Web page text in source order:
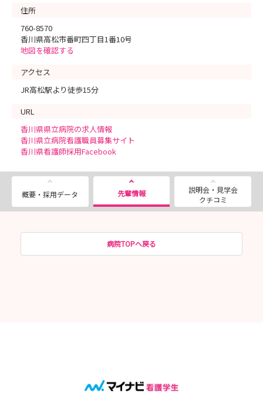
住所
760-8570
香川県高松市番町四丁目1番10号
地図を確認する
アクセス
JR高松駅より徒歩15分
URL
香川県県立病院の求人情報
香川県立病院看護職員募集サイト
香川県看護師採用Facebook
概要・採用データ 先輩情報
説明会・見学会
クチコミ
病院TOPへ戻る